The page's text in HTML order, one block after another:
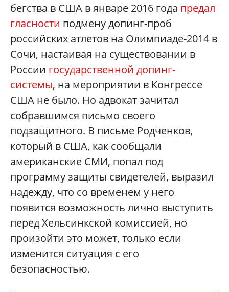
бегства в США в январе 2016 года предал
гласности подмену допинг-проб
российских атлетов на Олимпиаде-2014 в
Сочи, настаивая на существовании в
России государственной допинг-
системы, на мероприятии в Конгрессе
США не было. Но адвокат зачитал
собравшимся письмо своего
подзащитного. В письме Родченков,
который в США, как сообщали
американские СМИ, попал под
программу защиты свидетелей, выразил
надежду, что со временем у него
появится возможность лично выступить
перед Хельсинкской комиссией, но
произойти это может, только если
изменится ситуация с его
безопасностью.